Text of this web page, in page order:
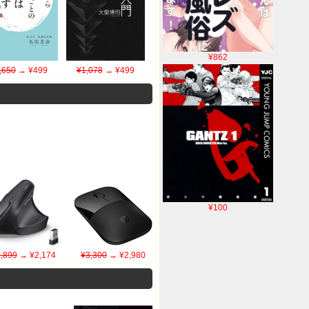
¥862
¥100
→ ¥499 ¥1,078→ ¥499
→ ¥2,174 ¥3,300→ ¥2,980